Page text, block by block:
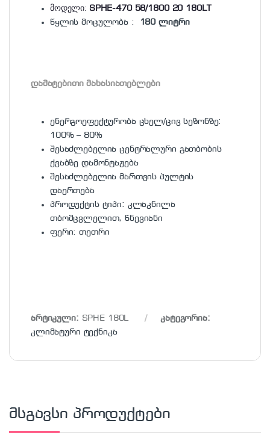
მოდელი: SPHE-470 58/1800 20 180LT
წყლის მოცულობა : 180 ლიტრი
დამატებითი მახასიათებლები
ენერგოეფექტურობა ცხელ/ცივ სეზონზე:
100% – 80%
შესაძლებელია ცენტრალური გათბობის
ქვაბზე დამონტაჟება
შესაძლებელია მართვის პულტის
დაერთება
პროდუქტის ტიპი: კლაკნილა
თბომცვლელით, წნევიანი
ფერი: თეთრი
არტიკული: SPHE 180L
კატეგორია:
კლიმატური ტექნიკა
მსგავსი პროდუქტები